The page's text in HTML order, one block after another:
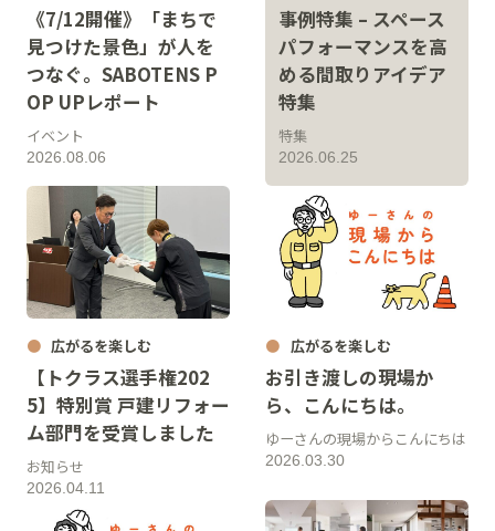
《7/12開催》「まちで
見つけた景色」が人を
つなぐ。SABOTENS P
OP UPレポート
2026.08.06
イベント
事例特集 – スペース
パフォーマンスを高
める間取りアイデア
特集
2026.06.25
特集
広がるを楽しむ
【トクラス選手権202
5】特別賞 戸建リフォー
ム部門を受賞しました
2026.04.11
お知らせ
広がるを楽しむ
お引き渡しの現場か
ら、こんにちは。
2026.03.30
ゆーさんの現場からこんにちは